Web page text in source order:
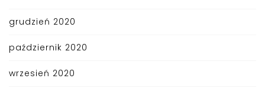
grudzień 2020
październik 2020
wrzesień 2020